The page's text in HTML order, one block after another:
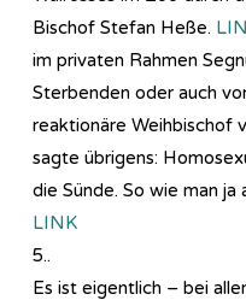
Bischof Stefan Heße.
im privaten Rahmen
Sterbenden oder auch
reaktionäre Weihbischof
sagte übrigens:
die Sünde. So wie man ja
LINK
5..
Es ist eigentlich – bei